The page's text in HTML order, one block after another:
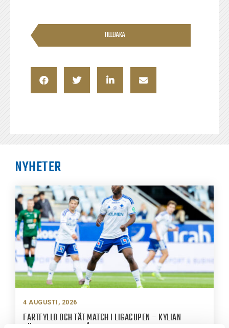
TILLBAKA
NYHETER
4 AUGUSTI, 2026
FARTFYLLD OCH TÄT MATCH I LIGACUPEN – KYLIAN